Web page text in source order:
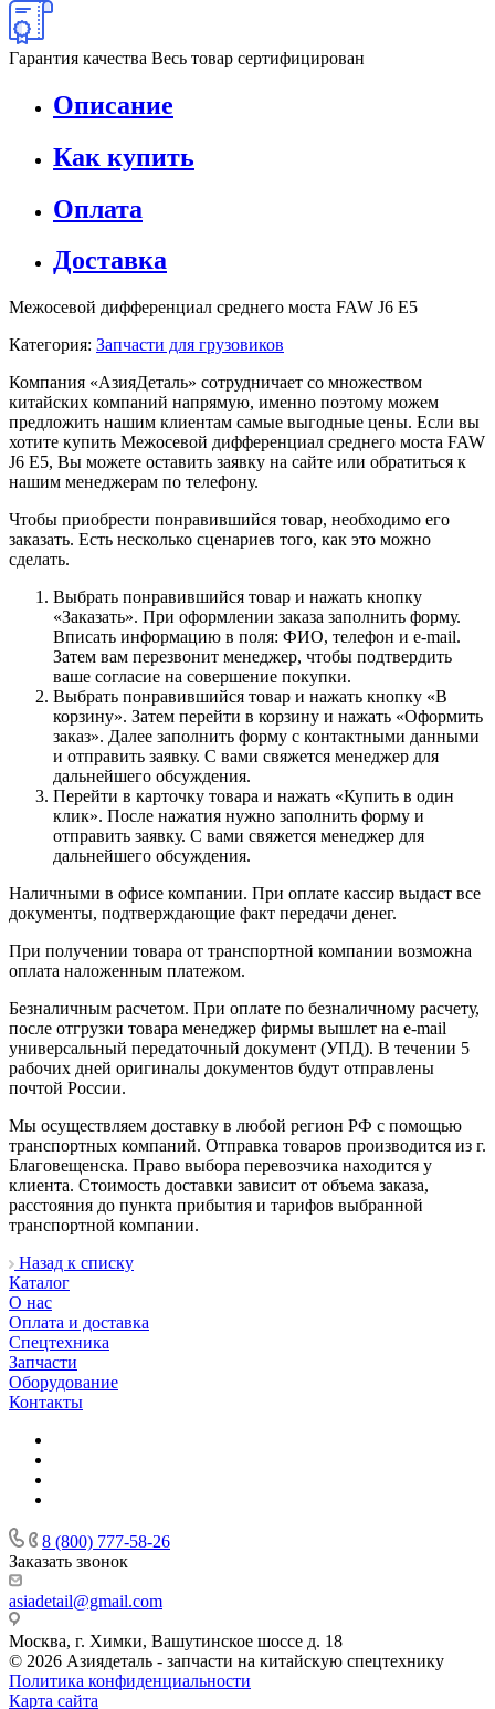
Гарантия качества Весь товар сертифицирован
Описание
Как купить
Оплата
Доставка
Межосевой дифференциал среднего моста FAW J6 Е5
Категория: Запчасти для грузовиков
Компания «АзияДеталь» сотрудничает со множеством
китайских компаний напрямую, именно поэтому можем
предложить нашим клиентам самые выгодные цены. Если вы
хотите купить Межосевой дифференциал среднего моста FAW
J6 Е5, Вы можете оставить заявку на сайте или обратиться к
нашим менеджерам по телефону.
Чтобы приобрести понравившийся товар, необходимо его
заказать. Есть несколько сценариев того, как это можно
сделать.
Выбрать понравившийся товар и нажать кнопку
«Заказать». При оформлении заказа заполнить форму.
Вписать информацию в поля: ФИО, телефон и e-mail.
Затем вам перезвонит менеджер, чтобы подтвердить
ваше согласие на совершение покупки.
Выбрать понравившийся товар и нажать кнопку «В
корзину». Затем перейти в корзину и нажать «Оформить
заказ». Далее заполнить форму с контактными данными
и отправить заявку. С вами свяжется менеджер для
дальнейшего обсуждения.
Перейти в карточку товара и нажать «Купить в один
клик». После нажатия нужно заполнить форму и
отправить заявку. С вами свяжется менеджер для
дальнейшего обсуждения.
Наличными в офисе компании. При оплате кассир выдаст все
документы, подтверждающие факт передачи денег.
При получении товара от транспортной компании возможна
оплата наложенным платежом.
Безналичным расчетом. При оплате по безналичному расчету,
после отгрузки товара менеджер фирмы вышлет на e-mail
универсальный передаточный документ (УПД). В течении 5
рабочих дней оригиналы документов будут отправлены
почтой России.
Мы осуществляем доставку в любой регион РФ с помощью
транспортных компаний. Отправка товаров производится из г.
Благовещенска. Право выбора перевозчика находится у
клиента. Стоимость доставки зависит от объема заказа,
расстояния до пункта прибытия и тарифов выбранной
транспортной компании.
Назад к списку
Каталог
О нас
Оплата и доставка
Спецтехника
Запчасти
Оборудование
Контакты
8 (800) 777-58-26
Заказать звонок
asiadetail@gmail.com
Москва, г. Химки, Вашутинское шоссе д. 18
© 2026 Азиядеталь - запчасти на китайскую спецтехнику
Политика конфиденциальности
Карта сайта